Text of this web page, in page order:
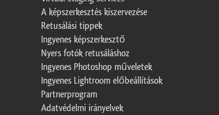
A képszerkesztés kiszervezése
Retusálási tippek
Ingyenes képszerkesztő
Nyers fotók retusáláshoz
Ingyenes Photoshop műveletek
Ingyenes Lightroom előbeállítások
Partnerprogram
Adatvédelmi irányelvek